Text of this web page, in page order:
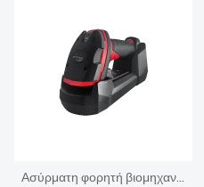
Ασύρματη φορητή βιομηχανική συσκευή ανάγνωσης κωδικών DPM